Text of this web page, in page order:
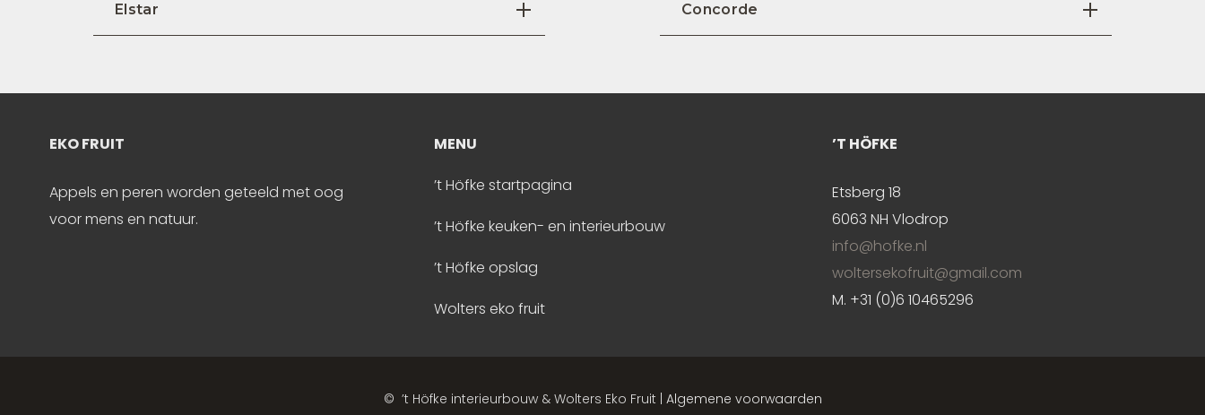
Elstar Concorde
EKO FRUIT
Appels en peren worden geteeld met oog
voor mens en natuur.
INTERIEURBOUW
Keukens, interieurs, inloopkasten,
schuifdeuren, badkamermeubels en meer…
Veilige, droge en voordelige opslagruimtes
in alle soorten en maten
MENU
’t Höfke startpagina
’t Höfke keuken- en interieurbouw
’t Höfke opslag
Wolters eko fruit
’T HÖFKE
Etsberg 18
6063 NH Vlodrop
info@hofke.nl
woltersekofruit@gmail.com
M. +31 (0)6 10465296
© ’t Höfke interieurbouw & Wolters Eko Fruit | Algemene voorwaarden